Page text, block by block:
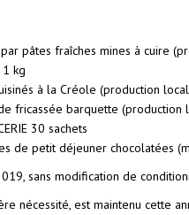
pâtes fraîches mines à cuire
kg
à la Créole (production
fricassée barquette (production
30 sachets
petit déjeuner chocolatées
sans modification de
nécessité, est maintenu cette